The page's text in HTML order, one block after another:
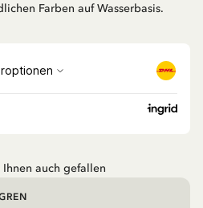
Farben auf Wasserbasis.
Ihnen auch gefallen